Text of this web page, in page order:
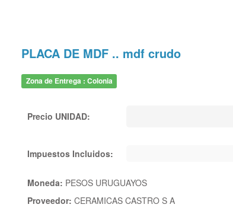
PLACA DE MDF .. mdf crudo
Zona de Entrega : Colonia
Precio UNIDAD:
Impuestos Incluidos:
Moneda: PESOS URUGUAYOS
Proveedor: CERAMICAS CASTRO S A